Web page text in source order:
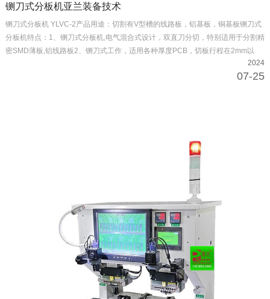
铡刀式分板机亚兰装备技术
铡刀式分板机 YLVC-2产品用途：切割有V型槽的线路板，铝基板，铜基板铡刀式
分板机特点：1、铡刀式分板机,电气混合式设计，双直刀分切，特别适用于分割精
密SMD薄板,铝线路板2、铡刀式工作，适用各种厚度PCB，切板行程在2mm以
下，绝无操作安全上的顾虑3、将切板时所产生的内应力降至400μST以下,避免锡
2024
07-25